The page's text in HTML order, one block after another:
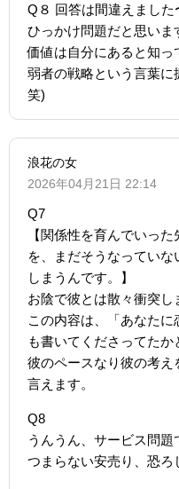
Q８ 回答は間違えました
ひっかけ問題だと思いま
価値は自分にあると知っ
弱者の戦略という言葉
笑)
浪花の女
2026年04月21日 22:14
Q7
【関係性を育んでいっ
を、まだそうなってい
しまうんです。】
お陰で彼とは散々衝突し
この内容は、「あなた
も書いてくださってたか
彼のペースなり彼の考え
言えます。
Q8
うんうん、サービス問題
つまらない安売り、恐ろ